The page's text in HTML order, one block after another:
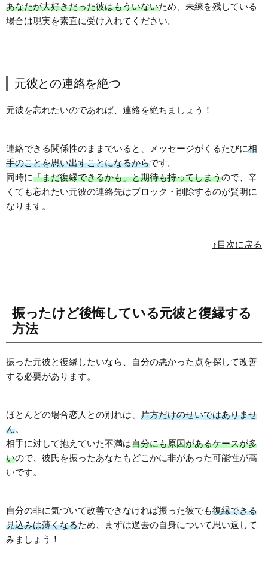
あなたが大好きだった彼はもういないため、未練を残している
場合は現実を素直に受け入れてください。
元彼との連絡を絶つ
元彼を忘れたいのであれば、連絡を絶ちましょう！
連絡できる関係性のままでいると、メッセージがくるたびに相
手のことを思い出すことになるからです。
同時に「まだ復縁できるかも」と期待も持ってしまうので、辛
くても忘れたい元彼の連絡先はブロック・削除するのが賢明に
なります。
↑目次に戻る
振ったけど後悔している元彼と復縁する
方法
振った元彼と復縁したいなら、自分の悪かった点を探して改善
する必要があります。
ほとんどの場合恋人との別れは、 片方だけのせいではありませ
ん。
相手に対して抱えていた不満は自分にも原因があるケースが多
いので、彼氏を振ったあなたもどこかに非があった可能性が高
いです。
自分の非に気づいて改善できなければ振った彼でも復縁できる
見込みは薄くなるため、まずは過去の自身について思い返して
みましょう！